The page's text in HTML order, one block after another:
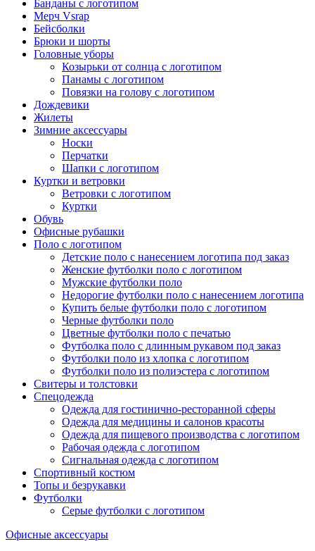
Банданы с логотипом
Мерч Vsrap
Бейсболки
Брюки и шорты
Головные уборы
Козырьки от солнца с логотипом
Панамы с логотипом
Повязки на голову с логотипом
Дождевики
Жилеты
Зимние аксессуары
Носки
Перчатки
Шапки с логотипом
Куртки и ветровки
Ветровки с логотипом
Куртки
Обувь
Офисные рубашки
Поло с логотипом
Детские поло с нанесением логотипа под заказ
Женские футболки поло с логотипом
Мужские футболки поло
Недорогие футболки поло с нанесением логотипа
Купить белые футболки поло с логотипом
Черные футболки поло
Цветные футболки поло с печатью
Футболка поло с длинным рукавом под заказ
Футболки поло из хлопка с логотипом
Футболки поло из полиэстера с логотипом
Свитеры и толстовки
Спецодежда
Одежда для гостинично-ресторанной сферы
Одежда для медицины и салонов красоты
Одежда для пищевого производства с логотипом
Рабочая одежда с логотипом
Сигнальная одежда с логотипом
Спортивный костюм
Топы и безрукавки
Футболки
Серые футболки с логотипом
Офисные аксессуары